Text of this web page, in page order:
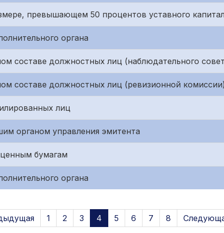
превышающем 50 процентов уставного
органа
составе должностных лиц (наблюдательного
составе должностных лиц (ревизионной комиссии)
лиц
органом управления эмитента
бумагам
органа
1 2 3 4 5 6 7 8